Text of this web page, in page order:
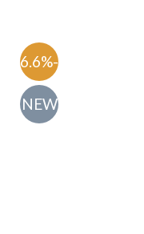
-56.6%
NEW